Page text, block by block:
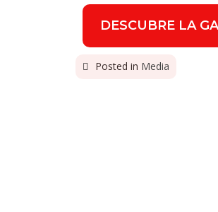
DESCUBRE LA
Posted in Media